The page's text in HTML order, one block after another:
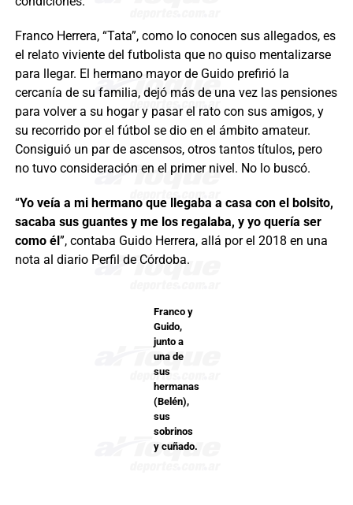
Franco Herrera, “Tata”, como lo conocen sus allegados, es
el relato viviente del futbolista que no quiso mentalizarse
para llegar. El hermano mayor de Guido prefirió la
cercanía de su familia, dejó más de una vez las pensiones
para volver a su hogar y pasar el rato con sus amigos, y
su recorrido por el fútbol se dio en el ámbito amateur.
Consiguió un par de ascensos, otros tantos títulos, pero
no tuvo consideración en el primer nivel. No lo buscó.
“Yo veía a mi hermano que llegaba a casa con el bolsito,
sacaba sus guantes y me los regalaba, y yo quería ser
como él ”, contaba Guido Herrera, allá por el 2018 en una
nota al diario Perfil de Córdoba.
Franco y
Guido,
junto a
una de
sus
hermanas
(Belén),
sus
sobrinos
y cuñado.